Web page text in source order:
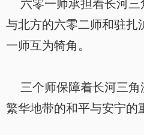
六零一师承担着长河三
与北方的六零二师和驻扎
一师互为犄角。
三个师保障着长河三角
繁华地带的和平与安宁的